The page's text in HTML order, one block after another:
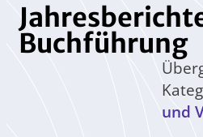
Buchführung
und